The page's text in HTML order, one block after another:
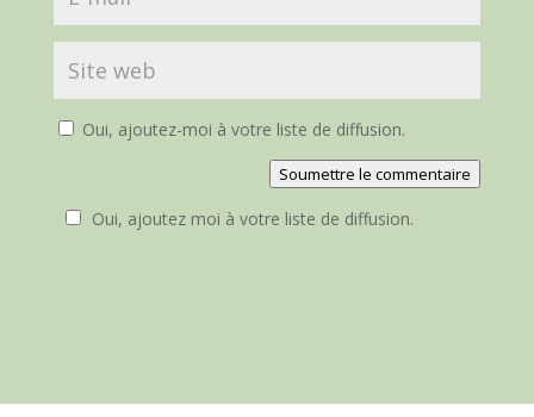
Oui, ajoutez-moi à votre liste de diffusion.
Soumettre le commentaire
Oui, ajoutez moi à votre liste de diffusion.